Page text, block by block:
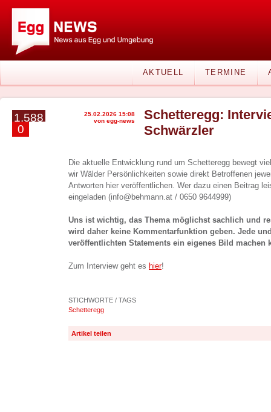
AKTUELL TERMINE
1.588
0
25.02.2026 15:08
von egg-news
Schetteregg:
Schwärzler
Die aktuelle Entwicklung rund um Schetteregg bewegt
wir Wälder Persönlichkeiten sowie direkt Betroffenen
Antworten hier veröffentlichen. Wer dazu einen Beitrag
eingeladen (info@behmann.at / 0650 9644999)
Uns ist wichtig, das Thema möglichst sachlich und
wird daher keine Kommentarfunktion geben. Jede
veröffentlichten Statements ein eigenes Bild machen
Zum Interview geht es hier!
STICHWORTE / TAGS
Schetteregg
Artikel teilen